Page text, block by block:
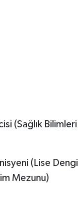
(Sağlık Bilimleri
(Lise Dengi
Mezunu)